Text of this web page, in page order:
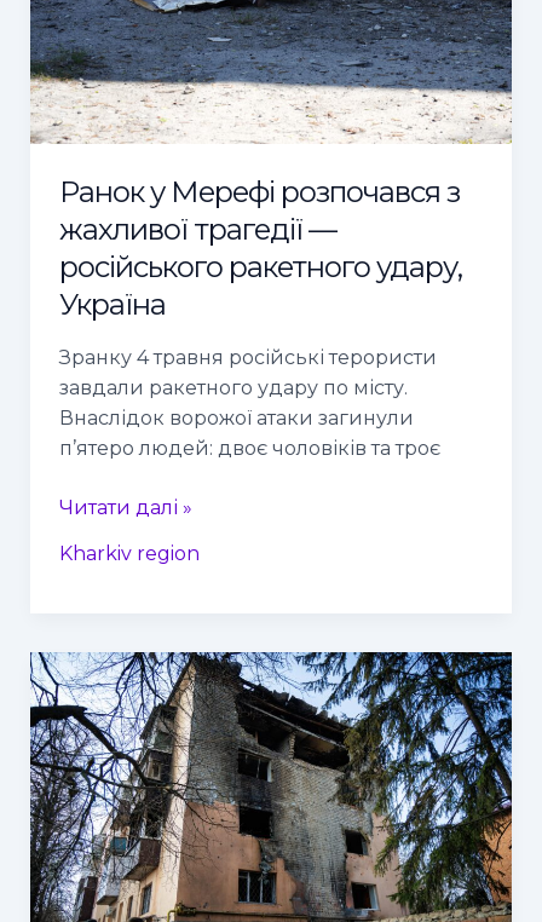
Ранок у Мерефі розпочався з
жахливої трагедії —
російського ракетного удару,
Україна
Зранку 4 травня російські терористи
завдали ракетного удару по місту.
Внаслідок ворожої атаки загинули
п’ятеро людей: двоє чоловіків та троє
трагедії
—
російського
ракетного
удару,
Читати далі »
Kharkiv region
Росіяни
атакували
безпілотником
багатоповерхівку
у
Чугуєві,
Україна